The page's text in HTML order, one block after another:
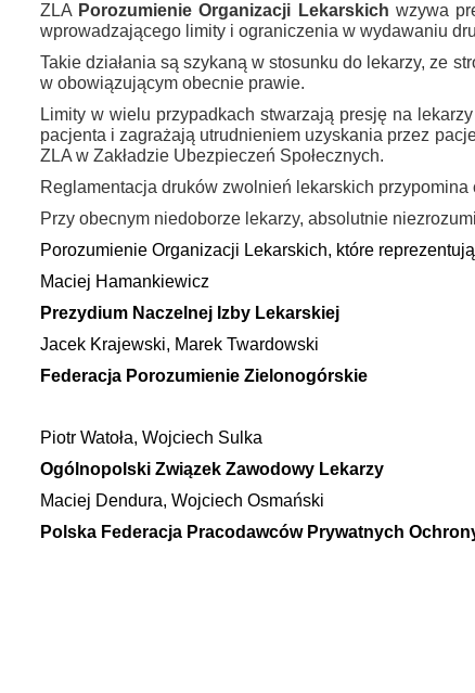
ZLA Porozumienie Organizacji Lekarskich wzywa
wprowadzającego limity i ograniczenia w wydawaniu
Takie działania są szykaną w stosunku do lekarzy, ze
w obowiązującym obecnie prawie.
Limity w wielu przypadkach stwarzają presję na
pacjenta i zagrażają utrudnieniem uzyskania przez
ZLA w Zakładzie Ubezpieczeń Społecznych.
Reglamentacja druków zwolnień lekarskich
Przy obecnym niedoborze lekarzy, absolutnie
Porozumienie Organizacji Lekarskich, które
Maciej Hamankiewicz
Prezydium Naczelnej Izby Lekarskiej
Jacek Krajewski, Marek Twardowski
Federacja Porozumienie Zielonogórskie
Piotr Watoła, Wojciech Sulka
Ogólnopolski Związek Zawodowy Lekarzy
Maciej Dendura, Wojciech Osmański
Polska Federacja Pracodawców Prywatnych